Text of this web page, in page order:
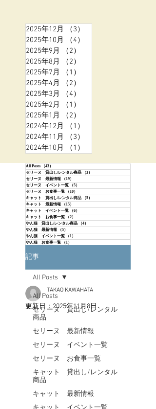
2025年12月 （3）
2025年10月
（4）
2025年9月
（2）
2025年8月
（2）
2025年7月
（1）
2025年4月
（2）
2025年3月
（4）
2025年2月
（1）
2025年1月
（2）
2024年12月
（1）
2024年11月
（3）
2024年10月
（1）
All Posts （43）
セリーヌ 貸出し/レンタル商品
（3）
セリーヌ 最新情報
（19）
セリーヌ イベント一覧
（5）
セリーヌ お食事一覧
（10）
キャット 貸出し/レンタル商品
（5）
キャット 最新情報
（15）
キャット イベント一覧
（6）
キャット お食事一覧
（2）
やん猫 貸出し/レンタル商品
（4）
やん猫 最新情報
（5）
やん猫 イベント一覧
（1）
やん猫 お食事一覧
（1）
記事
All Posts
セリーヌ 貸出し/レンタル
商品
セリーヌ 最新情報
セリーヌ イベント一覧
セリーヌ お食事一覧
キャット 貸出し/レンタル
商品
キャット 最新情報
All Posts
TAKAO KAWAHATA
更新日： 2025年11月8日